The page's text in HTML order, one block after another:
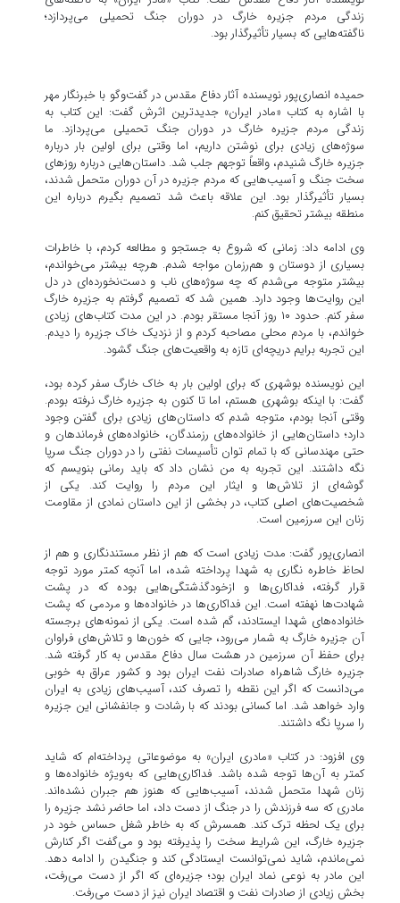
زندگی مردم جزیره خارگ در دوران جنگ تحمیلی می‌پردازد؛
ناگفته‌هایی که بسیار تأثیرگذار بود.
حمیده انصاری‌پور نویسنده آثار دفاع مقدس در گفت‌وگو با خبرنگار مهر
با اشاره به کتاب «مادر ایران» جدیدترین اثرش گفت: این کتاب به
زندگی مردم جزیره خارگ در دوران جنگ تحمیلی می‌پردازد. ما
سوژه‌های زیادی برای نوشتن داریم، اما وقتی برای اولین بار درباره
جزیره خارگ شنیدم، واقعاً توجهم جلب شد. داستان‌هایی درباره روزهای
سخت جنگ و آسیب‌هایی که مردم جزیره در آن دوران متحمل شدند،
بسیار تأثیرگذار بود. این علاقه باعث شد تصمیم بگیرم درباره این
منطقه بیشتر تحقیق کنم.
وی ادامه داد: زمانی که شروع به جستجو و مطالعه کردم، با خاطرات
بسیاری از دوستان و هم‌رزمان مواجه شدم. هرچه بیشتر می‌خواندم،
بیشتر متوجه می‌شدم که چه سوژه‌های ناب و دست‌نخورده‌ای در دل
این روایت‌ها وجود دارد. همین شد که تصمیم گرفتم به جزیره خارگ
سفر کنم. حدود ۱۰ روز آنجا مستقر بودم. در این مدت کتاب‌های زیادی
خواندم، با مردم محلی مصاحبه کردم و از نزدیک خاک جزیره را دیدم.
این تجربه برایم دریچه‌ای تازه به واقعیت‌های جنگ گشود.
این نویسنده بوشهری که برای اولین بار به خاک خارگ سفر کرده بود،
گفت: با اینکه بوشهری هستم، اما تا کنون به جزیره خارگ نرفته بودم.
وقتی آنجا بودم، متوجه شدم که داستان‌های زیادی برای گفتن وجود
دارد؛ داستان‌هایی از خانواده‌های رزمندگان، خانواده‌های فرماندهان و
حتی مهندسانی که با تمام توان تأسیسات نفتی را در دوران جنگ سرپا
نگه داشتند. این تجربه به من نشان داد که باید رمانی بنویسم که
گوشه‌ای از تلاش‌ها و ایثار این مردم را روایت کند. یکی از
شخصیت‌های اصلی کتاب، در بخشی از این داستان نمادی از مقاومت
زنان این سرزمین است.
انصاری‌پور گفت: مدت زیادی است که هم از نظر مستندنگاری و هم از
لحاظ خاطره نگاری به شهدا پرداخته شده، اما آنچه کمتر مورد توجه
قرار گرفته، فداکاری‌ها و ازخودگذشتگی‌هایی بوده که در پشت
شهادت‌ها نهفته است. این فداکاری‌ها در خانواده‌ها و مردمی که پشت
خانواده‌های شهدا ایستادند، گم شده است. یکی از نمونه‌های برجسته
آن جزیره خارگ به شمار می‌رود، جایی که خون‌ها و تلاش‌های فراوان
برای حفظ آن سرزمین در هشت سال دفاع مقدس به کار گرفته شد.
جزیره خارگ شاهراه صادرات نفت ایران بود و کشور عراق به خوبی
می‌دانست که اگر این نقطه را تصرف کند، آسیب‌های زیادی به ایران
وارد خواهد شد. اما کسانی بودند که با رشادت و جانفشانی این جزیره
را سرپا نگه داشتند.
وی افزود: در کتاب «مادری ایران» به موضوعاتی پرداخته‌ام که شاید
کمتر به آن‌ها توجه شده باشد. فداکاری‌هایی که به‌ویژه خانواده‌ها و
زنان شهدا متحمل شدند، آسیب‌هایی که هنوز هم جبران نشده‌اند.
مادری که سه فرزندش را در جنگ از دست داد، اما حاضر نشد جزیره را
برای یک لحظه ترک کند. همسرش که به خاطر شغل حساس خود در
جزیره خارگ، این شرایط سخت را پذیرفته بود و می‌گفت اگر کنارش
نمی‌ماندم، شاید نمی‌توانست ایستادگی کند و جنگیدن را ادامه دهد.
این مادر به نوعی نماد ایران بود؛ جزیره‌ای که اگر از دست می‌رفت،
بخش زیادی از صادرات نفت و اقتصاد ایران نیز از دست می‌رفت.